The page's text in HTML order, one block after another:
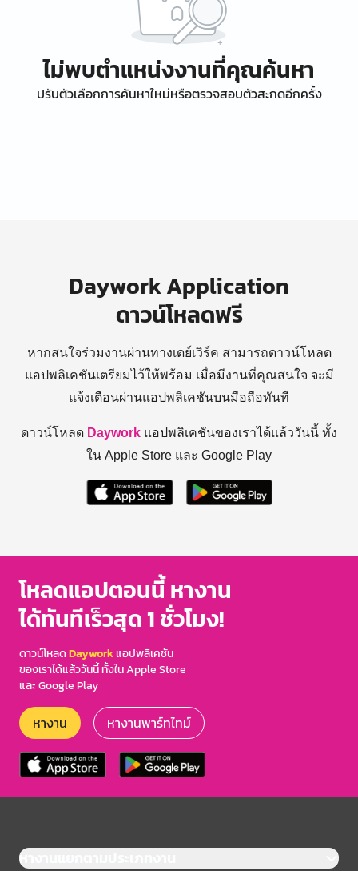
ไม่พบตำแหน่งงานที่คุณค้นหา
ปรับตัวเลือกการค้นหาใหม่หรือตรวจสอบตัวสะกดอีกครั้ง
Daywork Application
ดาวน์โหลดฟรี
หากสนใจร่วมงานผ่านทางเดย์เวิร์ค สามารถดาวน์โหลด
แอปพลิเคชันเตรียมไว้ให้พร้อม เมื่อมีงานที่คุณสนใจ จะมี
แจ้งเตือนผ่านแอปพลิเคชันบนมือถือทันที
ดาวน์โหลด Daywork แอปพลิเคชันของเราได้แล้ววันนี้ ทั้ง
ใน Apple Store และ Google Play
โหลดแอปตอนนี้ หางาน
ได้ทันทีเร็วสุด 1 ชั่วโมง!
ดาวน์โหลดDayworkแอปพลิเคชัน
ของเราได้แล้ววันนี้ ทั้งใน Apple Store
และ Google Play
หางาน หางานพาร์ทไทม์
หางานแยกตามประเภทงาน